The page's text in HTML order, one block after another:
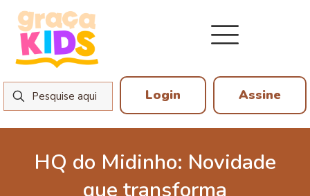
Login Assine
HQ do Midinho: Novidade
que transforma